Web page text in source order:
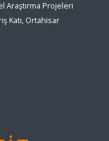
Araştırma Projeleri
Katı, Ortahisar